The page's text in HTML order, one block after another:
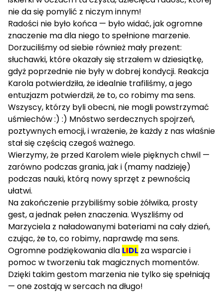
nie da się pomylić z niczym innym!
Radości nie było końca — było widać, jak ogromne
znaczenie ma dla niego to spełnione marzenie.
Dorzuciliśmy od siebie również mały prezent:
słuchawki, które okazały się strzałem w dziesiątkę,
gdyż poprzednie nie były w dobrej kondycji. Reakcja
Karola potwierdziła, że idealnie trafiliśmy, a jego
entuzjazm potwierdził, że to, co robimy ma sens.
Wszyscy, którzy byli obecni, nie mogli powstrzymać
uśmiechów :) :) Mnóstwo serdecznych spojrzeń,
poztywnych emocji, i wrażenie, że każdy z nas właśnie
stał się częścią czegoś ważnego.
Wierzymy, że przed Karolem wiele pięknych chwil —
zarówno podczas grania, jak i (mamy nadzieję)
podczas nauki, którą nowy sprzęt z pewnością
ułatwi.
Na zakończenie przybiliśmy sobie żółwika, prosty
gest, a jednak pełen znaczenia. Wyszliśmy od
Marzyciela z naładowanymi bateriami na cały dzień,
czując, że to, co robimy, naprawdę ma sens.
Ogromne podziękowania dla LIDL za wsparcie i
pomoc w tworzeniu tak magicznych momentów.
Dzięki takim gestom marzenia nie tylko się spełniają
— one zostają w sercach na długo!